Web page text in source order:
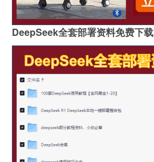
DeepSeek全套部署资料免费下载